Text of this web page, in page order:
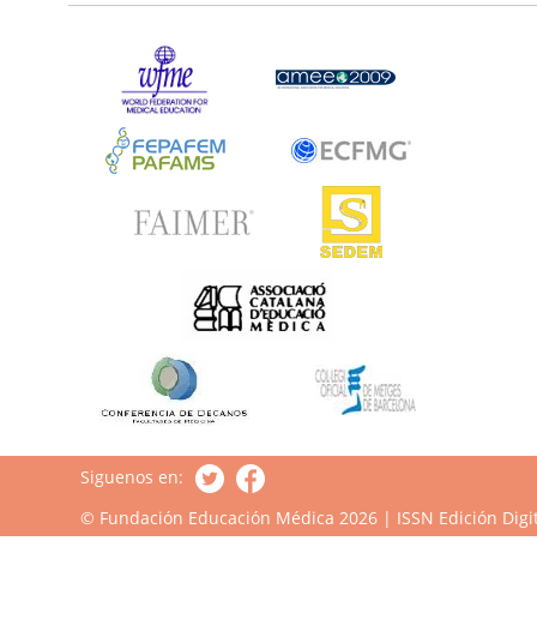
Siguenos en:
© Fundación Educación Médica 2026 | ISSN Edición